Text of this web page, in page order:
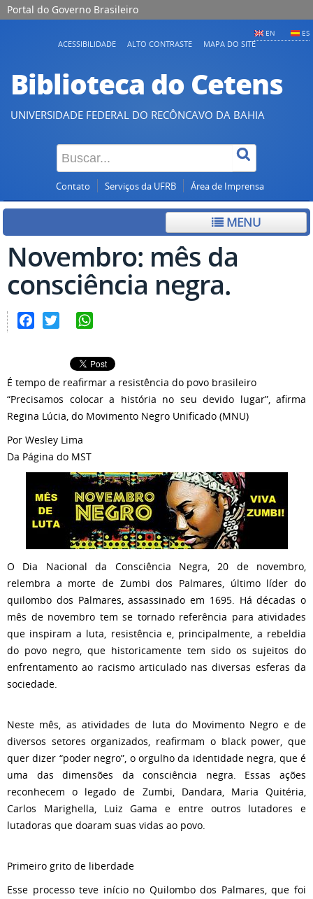
Portal do Governo Brasileiro
EN ES
ACESSIBILIDADE ALTO CONTRASTE MAPA DO SITE
Biblioteca do Cetens
UNIVERSIDADE FEDERAL DO RECÔNCAVO DA BAHIA
Contato Serviços da UFRB Área de Imprensa
MENU
Novembro: mês da
consciência negra.
É tempo de reafirmar a resistência do povo brasileiro
“Precisamos colocar a história no seu devido lugar”, afirma
Regina Lúcia, do Movimento Negro Unificado (MNU)
Por Wesley Lima
Da Página do MST
O Dia Nacional da Consciência Negra, 20 de novembro,
relembra a morte de Zumbi dos Palmares, último líder do
quilombo dos Palmares, assassinado em 1695. Há décadas o
mês de novembro tem se tornado referência para atividades
que inspiram a luta, resistência e, principalmente, a rebeldia
do povo negro, que historicamente tem sido os sujeitos do
enfrentamento ao racismo articulado nas diversas esferas da
sociedade.
Neste mês, as atividades de luta do Movimento Negro e de
diversos setores organizados, reafirmam o black power, que
quer dizer “poder negro”, o orgulho da identidade negra, que é
uma das dimensões da consciência negra. Essas ações
reconhecem o legado de Zumbi, Dandara, Maria Quitéria,
Carlos Marighella, Luiz Gama e entre outros lutadores e
lutadoras que doaram suas vidas ao povo.
Primeiro grito de liberdade
Esse processo teve início no Quilombo dos Palmares, que foi